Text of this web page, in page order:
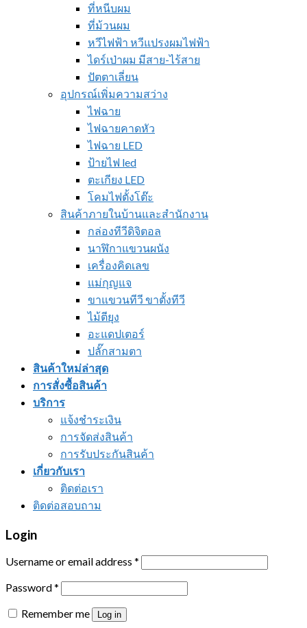
ที่หนีบผม
ที่ม้วนผม
หวีไฟฟ้า หวีแปรงผมไฟฟ้า
ไดร์เป่าผม มีสาย-ไร้สาย
ปัตตาเลี่ยน
อุปกรณ์เพิ่มความสว่าง
ไฟฉาย
ไฟฉายคาดหัว
ไฟฉาย LED
ป้ายไฟ led
ตะเกียง LED
โคมไฟตั้งโต๊ะ
สินค้าภายในบ้านและสำนักงาน
กล่องทีวีดิจิตอล
นาฬิกาแขวนผนัง
เครื่องคิดเลข
แม่กุญแจ
ขาแขวนทีวี ขาตั้งทีวี
ไม้ตียุง
อะแดปเตอร์
ปลั๊กสามตา
สินค้าใหม่ล่าสุด
การสั่งซื้อสินค้า
บริการ
แจ้งชำระเงิน
การจัดส่งสินค้า
การรับประกันสินค้า
เกี่ยวกับเรา
ติดต่อเรา
ติดต่อสอบถาม
Login
Username or email address *
Password*
Remember me
Log in